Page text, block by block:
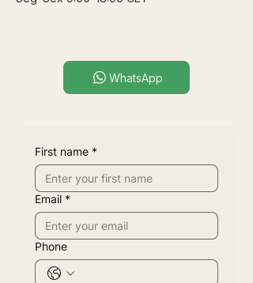
WhatsApp
First name *
Email *
Phone